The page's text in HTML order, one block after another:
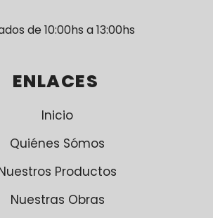
de 10:00hs a 13:00hs
ENLACES
Inicio
Quiénes Sómos
Productos
Nuestras Obras